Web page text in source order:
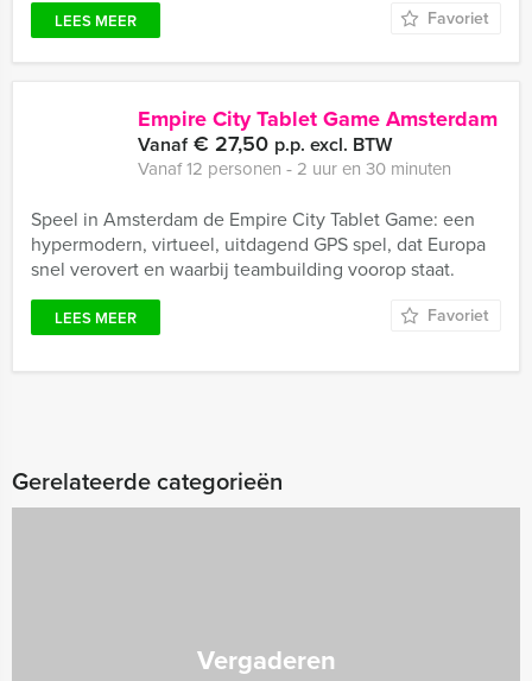
LEES MEER Favoriet
Empire City Tablet Game Amsterdam
Vanaf€ 27,50 p.p. excl. BTW
Vanaf 12 personen ‐ 2 uur en 30 minuten
Speel in Amsterdam de Empire City Tablet Game: een
hypermodern, virtueel, uitdagend GPS spel, dat Europa
snel verovert en waarbij teambuilding voorop staat.
LEES MEER Favoriet
Gerelateerde categorieën
Vergaderen